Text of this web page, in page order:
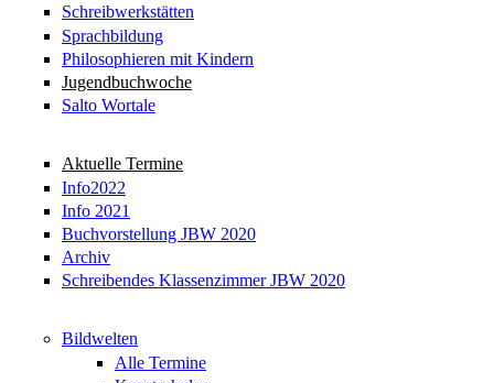
Schreibwerkstätten
Sprachbildung
Philosophieren mit Kindern
Jugendbuchwoche
Salto Wortale
Aktuelle Termine
Info2022
Info 2021
Buchvorstellung JBW 2020
Archiv
Schreibendes Klassenzimmer JBW 2020
Bildwelten
Alle Termine